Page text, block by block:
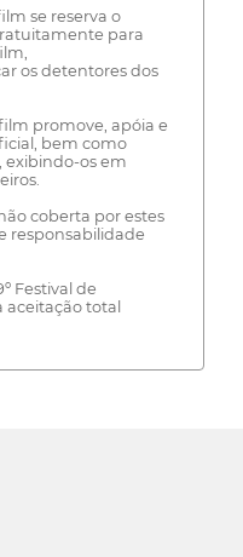
se reserva o
para
os detentores dos
promove, apóia e
bem como
exibindo-os em
coberta por estes
responsabilidade
Festival de
total